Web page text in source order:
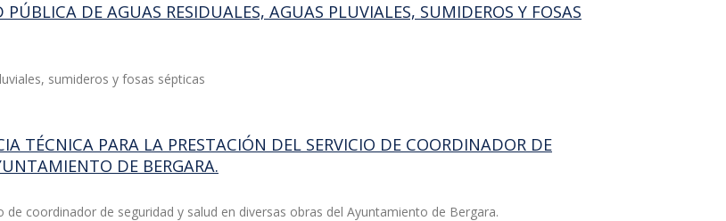
DE AGUAS RESIDUALES, AGUAS PLUVIALES, SUMIDEROS Y FOSAS
sumideros y fosas sépticas
TÉCNICA PARA LA PRESTACIÓN DEL SERVICIO DE COORDINADOR DE
DE BERGARA.
coordinador de seguridad y salud en diversas obras del Ayuntamiento de Bergara.